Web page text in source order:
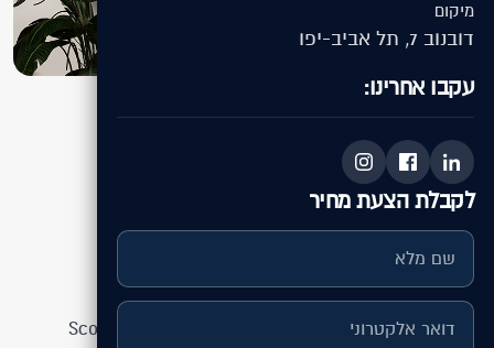
מיקום
דובנוב 7, תל אביב-יפו
עקבו אחרינו:
לקבלת הצעת מחיר
Scope
העבודה בפרויקט
הפרויקט כלל פיתוח אתר קטלוגי מקיף לחברת Scope